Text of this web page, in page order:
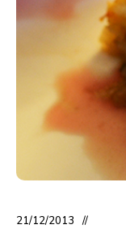
21/12/2013